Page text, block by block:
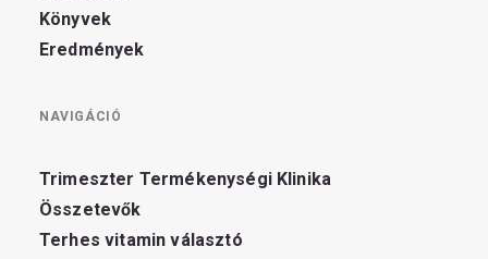
Könyvek
Eredmények
NAVIGÁCIÓ
Trimeszter Termékenységi Klinika
Összetevők
Terhes vitamin választó